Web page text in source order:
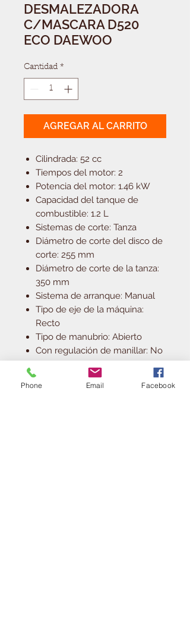
DESMALEZADORA
C/MASCARA D520
ECO DAEWOO
Cantidad *
AGREGAR AL CARRITO
Cilindrada: 52 cc
Tiempos del motor: 2
Potencia del motor: 1.46 kW
Capacidad del tanque de
combustible: 1.2 L
Sistemas de corte: Tanza
Diámetro de corte del disco de
corte: 255 mm
Diámetro de corte de la tanza:
350 mm
Sistema de arranque: Manual
Tipo de eje de la máquina:
Recto
Tipo de manubrio: Abierto
Con regulación de manillar: No
Con protector de seguridad: Sí
Phone Email Facebook